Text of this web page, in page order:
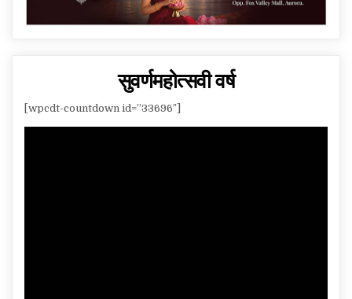
सुवर्णमहोत्सवी वर्ष
[wpcdt-countdown id=”33696″]